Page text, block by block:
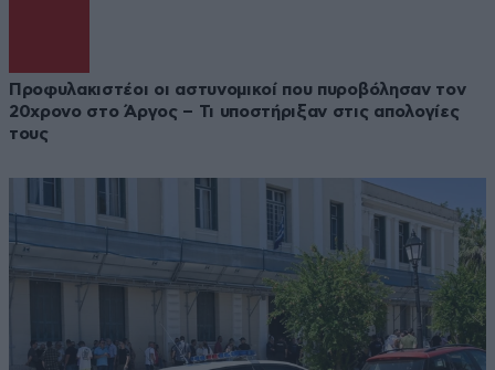
Προφυλακιστέοι οι αστυνομικοί που πυροβόλησαν τον
20χρονο στο Άργος – Τι υποστήριξαν στις απολογίες
τους